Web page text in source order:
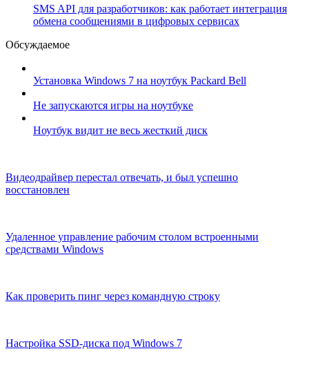
SMS API для разработчиков: как работает интеграция
обмена сообщениями в цифровых сервисах
Обсуждаемое
Установка Windows 7 на ноутбук Packard Bell
Не запускаются игры на ноутбуке
Ноутбук видит не весь жесткий диск
Видеодрайвер перестал отвечать, и был успешно
восстановлен
Удаленное управление рабочим столом встроенными
средствами Windows
Как проверить пинг через командную строку
Настройка SSD-диска под Windows 7